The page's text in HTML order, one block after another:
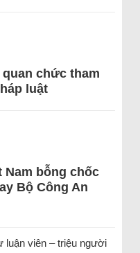
chức tham
luật
Nam bỗng chốc
Bộ Công An
luận viên – triệu người